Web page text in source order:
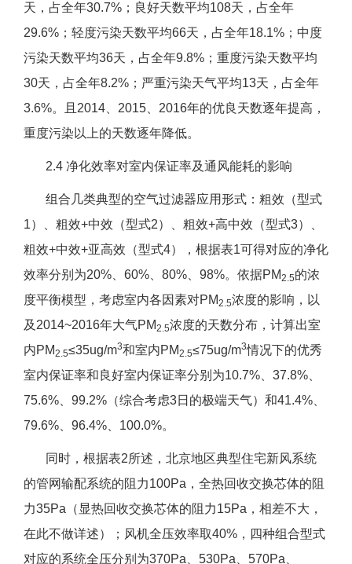
天，占全年30.7%；良好天数平均108天，占全年
29.6%；轻度污染天数平均66天，占全年18.1%；中度
污染天数平均36天，占全年9.8%；重度污染天数平均
30天，占全年8.2%；严重污染天气平均13天，占全年
3.6%。且2014、2015、2016年的优良天数逐年提高，
重度污染以上的天数逐年降低。
2.4 净化效率对室内保证率及通风能耗的影响
组合几类典型的空气过滤器应用形式：粗效（型式
1）、粗效+中效（型式2）、粗效+高中效（型式3）、
粗效+中效+亚高效（型式4），根据表1可得对应的净化
效率分别为20%、60%、80%、98%。依据PM2.5的浓
度平衡模型，考虑室内各因素对PM2.5浓度的影响，以
及2014~2016年大气PM2.5浓度的天数分布，计算出室
内PM2.5≤35ug/m3和室内PM2.5≤75ug/m3情况下的优秀
室内保证率和良好室内保证率分别为10.7%、37.8%、
75.6%、99.2%（综合考虑3日的极端天气）和41.4%、
79.6%、96.4%、100.0%。
同时，根据表2所述，北京地区典型住宅新风系统
的管网输配系统的阻力100Pa，全热回收交换芯体的阻
力35Pa（显热回收交换芯体的阻力15Pa，相差不大，
在此不做详述）；风机全压效率取40%，四种组合型式
对应的系统全压分别为370Pa、530Pa、570Pa、